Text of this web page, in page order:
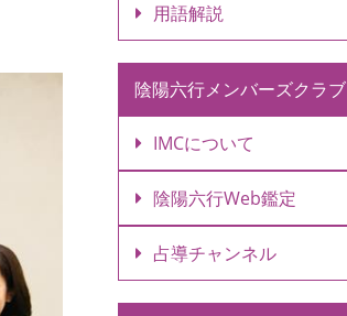
用語解説
陰陽六行メンバーズクラブ
IMCについて
陰陽六行Web鑑定
占導チャンネル